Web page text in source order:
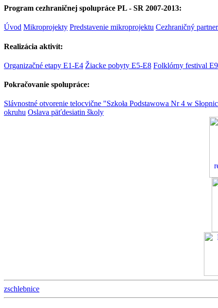
Program cezhraničnej spolupráce PL - SR 2007-2013:
Úvod Mikroprojekty Predstavenie mikroprojektu Cezhraničný partner
Realizácia aktivít:
Organizačné etapy E1-E4 Žiacke pobyty E5-E8 Folklórny festival E9
Pokračovanie spolupráce:
Slávnostné otvorenie telocvične "Szkoła Podstawowa Nr 4 w
okruhu Oslava päťdesiatin školy
zschlebnice